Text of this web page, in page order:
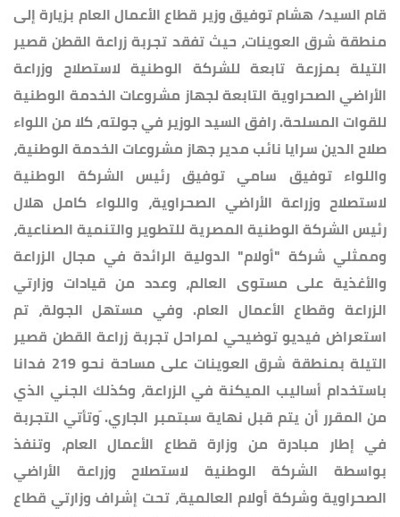
قام السيد/ هشام توفيق وزير قطاع الأعمال العام بزيارة إلى
منطقة شرق العوينات، حيث تفقد تجربة زراعة القطن قصير
التيلة بمزرعة تابعة للشركة الوطنية لاستصلاح وزراعة
الأراضي الصحراوية التابعة لجهاز مشروعات الخدمة الوطنية
للقوات المسلحة. رافق السيد الوزير في جولته، كلا من اللواء
صلاح الدين سرايا نائب مدير جهاز مشروعات الخدمة الوطنية،
واللواء توفيق سامي توفيق رئيس الشركة الوطنية
لاستصلاح وزراعة الأراضي الصحراوية، واللواء كامل هلال
رئيس الشركة الوطنية المصرية للتطوير والتنمية الصناعية،
وممثلي شركة "أولام" الدولية الرائدة في مجال الزراعة
والأغذية على مستوى العالم، وعدد من قيادات وزارتي
الزراعة وقطاع الأعمال العام. وفي مستهل الجولة، تم
استعراض فيديو توضيحي لمراحل تجربة زراعة القطن قصير
التيلة بمنطقة شرق العوينات على مساحة نحو 219 فدانا
باستخدام أساليب الميكنة في الزراعة، وكذلك الجني الذي
من المقرر أن يتم قبل نهاية سبتمبر الجاري. َوتأتي التجربة
في إطار مبادرة من وزارة قطاع الأعمال العام، وتنفذ
بواسطة الشركة الوطنية لاستصلاح وزراعة الأراضي
الصحراوية وشركة أولام العالمية، تحت إشراف وزارتي قطاع